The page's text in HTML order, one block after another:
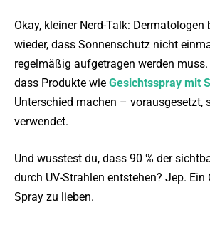
Okay, kleiner Nerd-Talk: Dermatologen
wieder, dass Sonnenschutz nicht
regelmäßig aufgetragen werden
dass Produkte wie Gesichtsspray mit
Unterschied machen – vorausgesetzt,
verwendet.
Und wusstest du, dass 90 % der
durch UV-Strahlen entstehen? Jep. Ein
Spray zu lieben.